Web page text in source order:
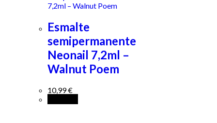
Esmalte
semipermanente
Neonail 7,2ml –
Walnut Poem
10,99€